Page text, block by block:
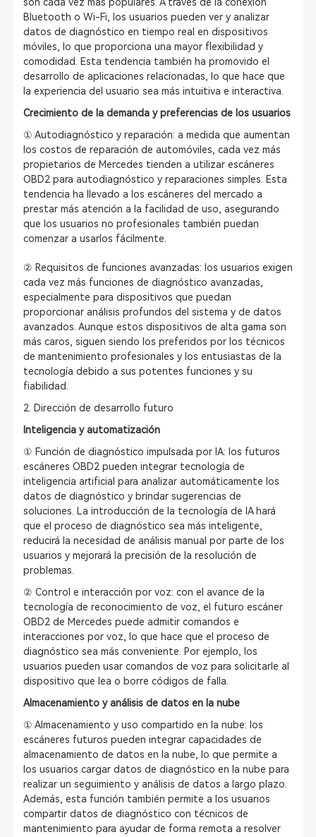
Bluetooth o Wi-Fi, los usuarios pueden ver y analizar
datos de diagnóstico en tiempo real en dispositivos
móviles, lo que proporciona una mayor flexibilidad y
comodidad. Esta tendencia también ha promovido el
desarrollo de aplicaciones relacionadas, lo que hace que
la experiencia del usuario sea más intuitiva e interactiva.
Crecimiento de la demanda y preferencias de los usuarios
① Autodiagnóstico y reparación: a medida que aumentan
los costos de reparación de automóviles, cada vez más
propietarios de Mercedes tienden a utilizar escáneres
OBD2 para autodiagnóstico y reparaciones simples. Esta
tendencia ha llevado a los escáneres del mercado a
prestar más atención a la facilidad de uso, asegurando
que los usuarios no profesionales también puedan
comenzar a usarlos fácilmente.
② Requisitos de funciones avanzadas: los usuarios exigen
cada vez más funciones de diagnóstico avanzadas,
especialmente para dispositivos que puedan
proporcionar análisis profundos del sistema y de datos
avanzados. Aunque estos dispositivos de alta gama son
más caros, siguen siendo los preferidos por los técnicos
de mantenimiento profesionales y los entusiastas de la
tecnología debido a sus potentes funciones y su
fiabilidad.
2. Dirección de desarrollo futuro
Inteligencia y automatización
① Función de diagnóstico impulsada por IA: los futuros
escáneres OBD2 pueden integrar tecnología de
inteligencia artificial para analizar automáticamente los
datos de diagnóstico y brindar sugerencias de
soluciones. La introducción de la tecnología de IA hará
que el proceso de diagnóstico sea más inteligente,
reducirá la necesidad de análisis manual por parte de los
usuarios y mejorará la precisión de la resolución de
problemas.
② Control e interacción por voz: con el avance de la
tecnología de reconocimiento de voz, el futuro escáner
OBD2 de Mercedes puede admitir comandos e
interacciones por voz, lo que hace que el proceso de
diagnóstico sea más conveniente. Por ejemplo, los
usuarios pueden usar comandos de voz para solicitarle al
dispositivo que lea o borre códigos de falla.
Almacenamiento y análisis de datos en la nube
① Almacenamiento y uso compartido en la nube: los
escáneres futuros pueden integrar capacidades de
almacenamiento de datos en la nube, lo que permite a
los usuarios cargar datos de diagnóstico en la nube para
realizar un seguimiento y análisis de datos a largo plazo.
Además, esta función también permite a los usuarios
compartir datos de diagnóstico con técnicos de
mantenimiento para ayudar de forma remota a resolver